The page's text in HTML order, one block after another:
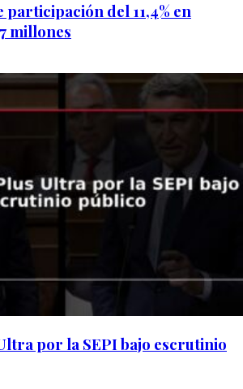
del 11,4% en
millones
por la SEPI bajo escrutinio